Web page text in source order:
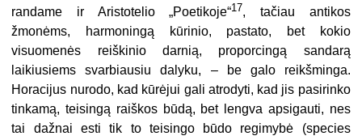
randame ir Aristotelio „Poetikoje“17, tačiau antikos
žmonėms, harmoningą kūrinio, pastato, bet kokio
visuomenės reiškinio darnią, proporcingą sandarą
laikiusiems svarbiausiu dalyku, – be galo reikšminga.
Horacijus nurodo, kad kūrėjui gali atrodyti, kad jis pasirinko
tinkamą, teisingą raiškos būdą, bet lengva apsigauti, nes
tai dažnai esti tik to teisingo būdo regimybė (species